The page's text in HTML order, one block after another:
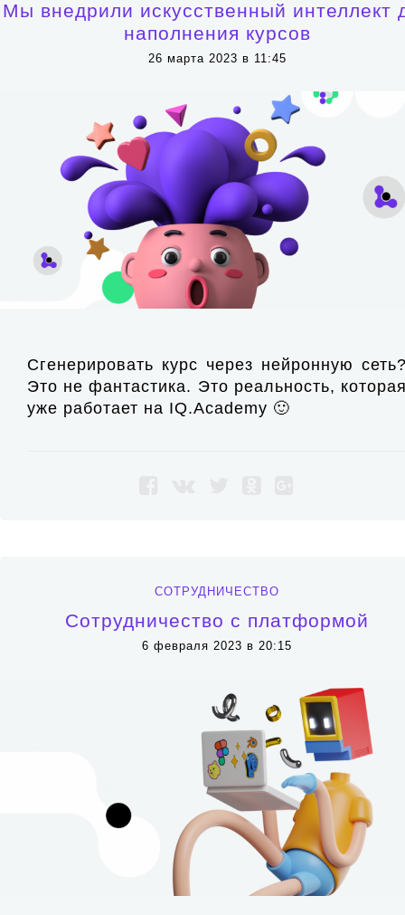
Мы внедрили искусственный интеллект
наполнения курсов
26 марта 2023 в 11:45
Сгенерировать курс через нейронную
Это не фантастика. Это реальность,
уже работает на IQ.Academy 🙂
СОТРУДНИЧЕСТВО
Сотрудничество с платформой
6 февраля 2023 в 20:15